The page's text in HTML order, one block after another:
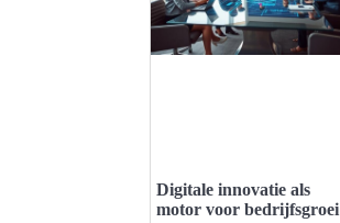
Digitale innovatie als
motor voor bedrijfsgroei